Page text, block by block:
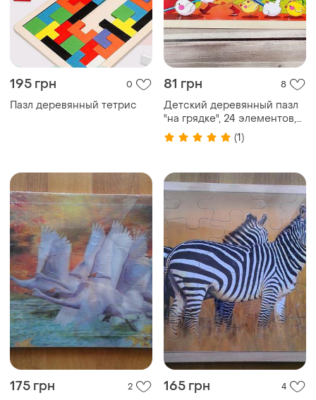
195 грн 0
Пазл деревянный тетрис
81 грн 8
Детский деревянный пазл
"на грядке", 24 элементов,
пазл для детей животного
(1)
175 грн 2 165 грн 4